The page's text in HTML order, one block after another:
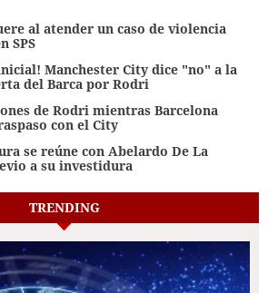
al atender un caso de violencia
SPS
inicial! Manchester City dice "no" a la
del Barca por Rodri
de Rodri mientras Barcelona
con el City
se reúne con Abelardo De La
a su investidura
TRENDING